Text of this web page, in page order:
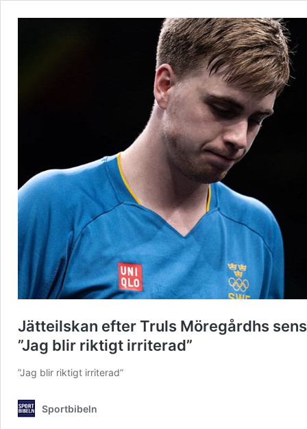
Jätteilskan efter Truls Möregårdhs
”Jag blir riktigt irriterad”
”Jag blir riktigt irriterad”
Sportbibeln